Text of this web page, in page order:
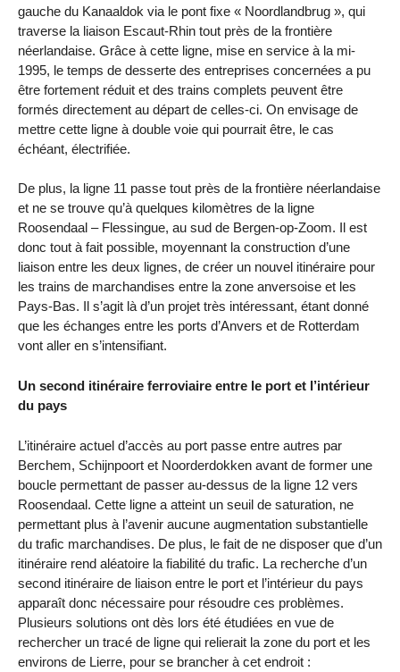
gauche du Kanaaldok via le pont fixe « Noordlandbrug », qui
traverse la liaison Escaut-Rhin tout près de la frontière
néerlandaise. Grâce à cette ligne, mise en service à la mi-
1995, le temps de desserte des entreprises concernées a pu
être fortement réduit et des trains complets peuvent être
formés directement au départ de celles-ci. On envisage de
mettre cette ligne à double voie qui pourrait être, le cas
échéant, électrifiée.
De plus, la ligne 11 passe tout près de la frontière néerlandaise
et ne se trouve qu’à quelques kilomètres de la ligne
Roosendaal – Flessingue, au sud de Bergen-op-Zoom. Il est
donc tout à fait possible, moyennant la construction d’une
liaison entre les deux lignes, de créer un nouvel itinéraire pour
les trains de marchandises entre la zone anversoise et les
Pays-Bas. Il s’agit là d’un projet très intéressant, étant donné
que les échanges entre les ports d’Anvers et de Rotterdam
vont aller en s’intensifiant.
Un second itinéraire ferroviaire entre le port et l’intérieur
du pays
L’itinéraire actuel d’accès au port passe entre autres par
Berchem, Schijnpoort et Noorderdokken avant de former une
boucle permettant de passer au-dessus de la ligne 12 vers
Roosendaal. Cette ligne a atteint un seuil de saturation, ne
permettant plus à l’avenir aucune augmentation substantielle
du trafic marchandises. De plus, le fait de ne disposer que d’un
itinéraire rend aléatoire la fiabilité du trafic. La recherche d’un
second itinéraire de liaison entre le port et l’intérieur du pays
apparaît donc nécessaire pour résoudre ces problèmes.
Plusieurs solutions ont dès lors été étudiées en vue de
rechercher un tracé de ligne qui relierait la zone du port et les
environs de Lierre, pour se brancher à cet endroit :